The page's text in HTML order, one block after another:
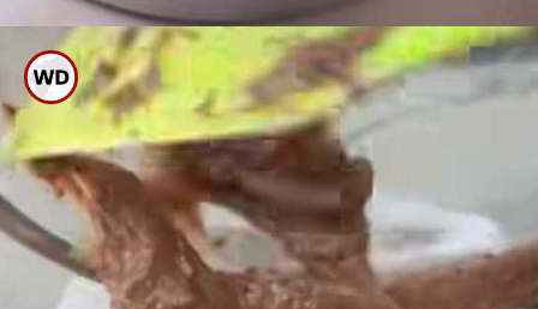
ಇದನ್ನು ಒಂದು ಕೇಕ್ ಪ್ಯಾನ್ ಗೆ
ಸುರುವಿಕೊಂಡು ಮೇಲಿನಿಂದ ಡ್ರೈ
ಫ್ರೂಟ್ಸ್ ಹಾಕಿ